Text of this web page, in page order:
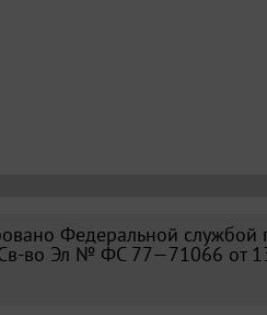
Федеральной
во Эл № ФС 77—71066 от